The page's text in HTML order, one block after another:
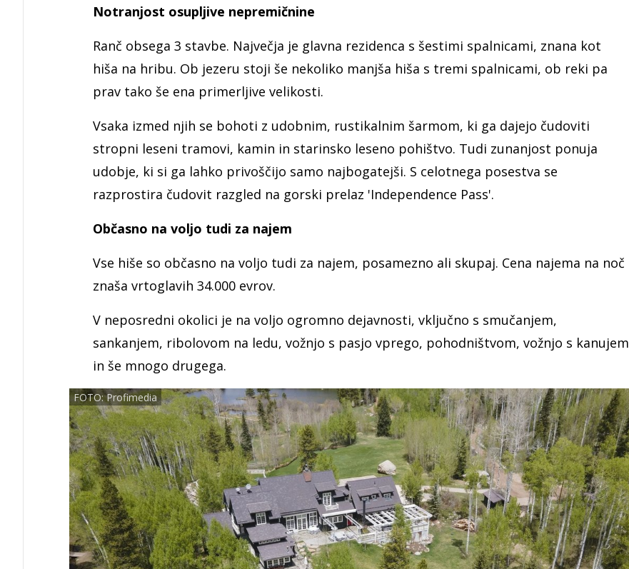
Notranjost osupljive nepremičnine
Ranč obsega 3 stavbe. Največja je glavna rezidenca s šestimi spalnicami, znana kot
hiša na hribu. Ob jezeru stoji še nekoliko manjša hiša s tremi spalnicami, ob reki pa
prav tako še ena primerljive velikosti.
Vsaka izmed njih se bohoti z udobnim, rustikalnim šarmom, ki ga dajejo čudoviti
stropni leseni tramovi, kamin in starinsko leseno pohištvo. Tudi zunanjost ponuja
udobje, ki si ga lahko privoščijo samo najbogatejši. S celotnega posestva se
razprostira čudovit razgled na gorski prelaz 'Independence Pass'.
Občasno na voljo tudi za najem
Vse hiše so občasno na voljo tudi za najem, posamezno ali skupaj. Cena najema na noč
znaša vrtoglavih 34.000 evrov.
V neposredni okolici je na voljo ogromno dejavnosti, vključno s smučanjem,
sankanjem, ribolovom na ledu, vožnjo s pasjo vprego, pohodništvom, vožnjo s kanujem
in še mnogo drugega.
FOTO: Profimedia